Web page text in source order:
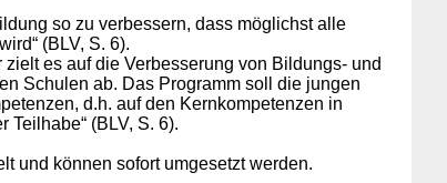
so zu verbessern, dass möglichst alle
(BLV, S. 6).
es auf die Verbesserung von Bildungs- und
Schulen ab. Das Programm soll die jungen
d.h. auf den Kernkompetenzen in
(BLV, S. 6).
und können sofort umgesetzt werden.